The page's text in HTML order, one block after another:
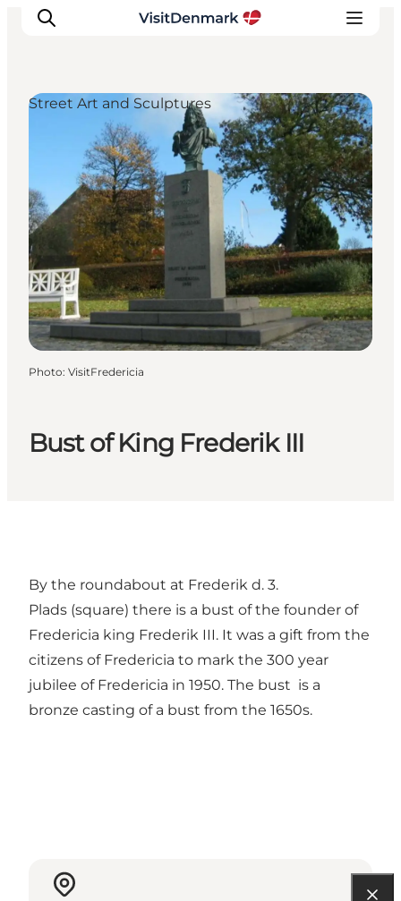
Inspirations
Destinations
Quoi faire
Hébergements
Planifiez votre voyage
Bust of King Frederik III
Street Art and Sculptures
Photo: VisitFredericia
By the roundabout at Frederik d. 3.
Plads (square) there is a bust of the founder of
Fredericia king Frederik III. It was a gift from the
citizens of Fredericia to mark the 300 year
jubilee of Fredericia in 1950. The bust is a
bronze casting of a bust from the 1650s.